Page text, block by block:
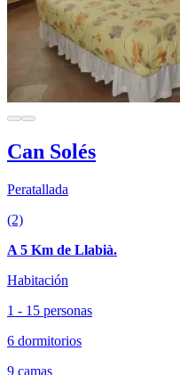
Can Solés
Peratallada
(2)
A 5 Km de Llabià.
Habitación
1 - 15 personas
6 dormitorios
9 camas